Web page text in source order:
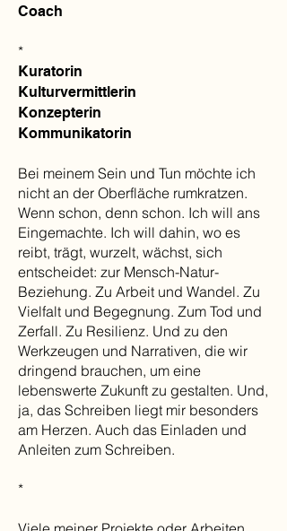
Coach
*
Kuratorin
Kulturvermittlerin
Konzepterin
Kommunikatorin
Bei meinem Sein und Tun möchte ich
nicht an der Oberfläche rumkratzen.
Wenn schon, denn schon. Ich will ans
Eingemachte. Ich will dahin, wo es
reibt, trägt, wurzelt, wächst, sich
entscheidet: zur Mensch-Natur-
Beziehung. Zu Arbeit und Wandel. Zu
Vielfalt und Begegnung. Zum Tod und
Zerfall. Zu Resilienz. Und zu den
Werkzeugen und Narrativen, die wir
dringend brauchen, um eine
lebenswerte Zukunft zu gestalten. Und,
ja, das Schreiben liegt mir besonders
am Herzen. Auch das Einladen und
Anleiten zum Schreiben.
*